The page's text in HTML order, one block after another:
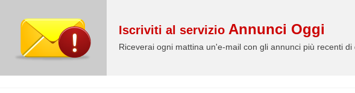
Iscriviti al servizio Annunci Oggi
Riceverai ogni mattina un'e-mail con gli annunci più recenti di